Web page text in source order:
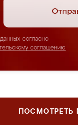
согласно
соглашению
ПОСМОТРЕТЬ